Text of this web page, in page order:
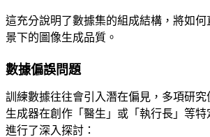
這充分說明了數據集的組成結構，將如
景下的圖像生成品質。
數據偏誤問題
訓練數據往往會引入潛在偏見，多項研
生成器在創作「醫生」或「執行長」等
進行了深入探討：